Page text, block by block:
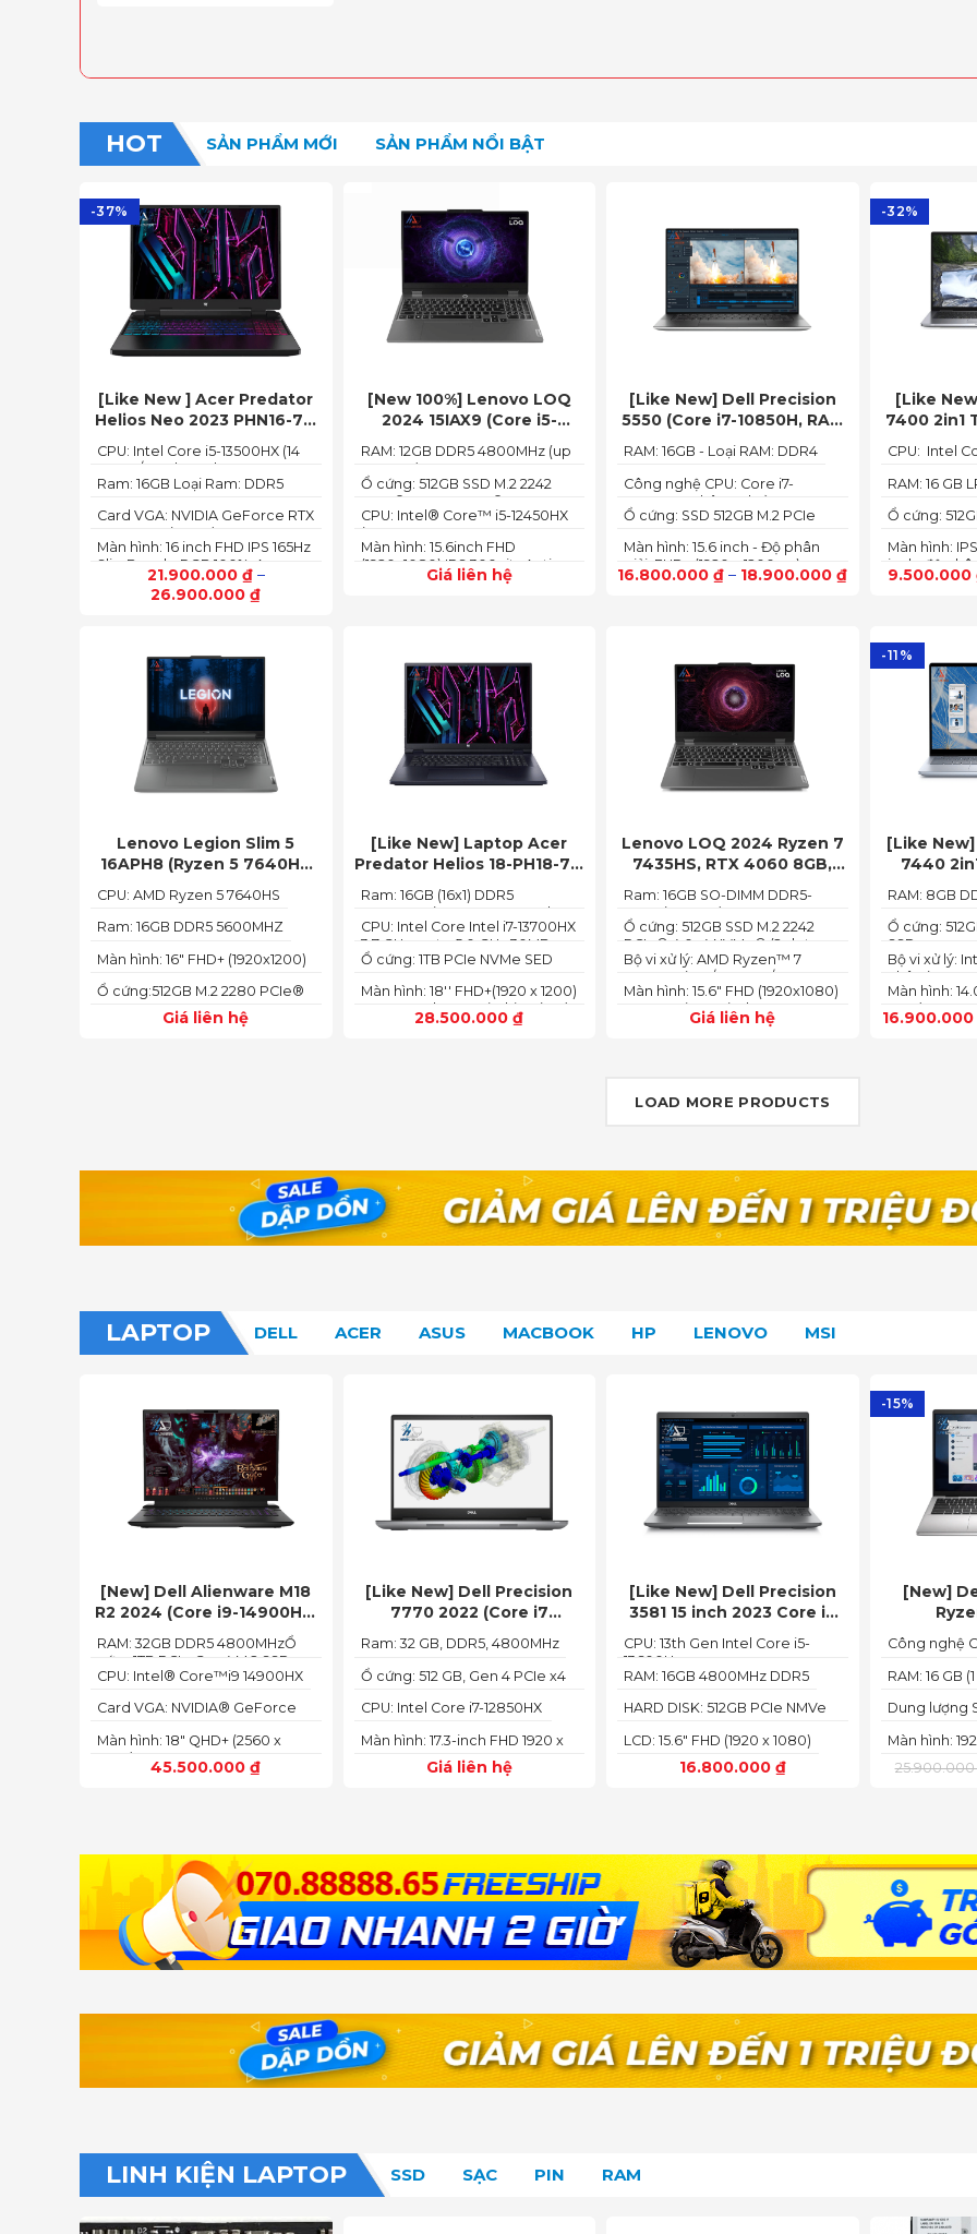
HOT SẢN PHẨM MỚI SẢN PHẨM NỔI BẬT
-37%
[Like New ] Acer Predator
Helios Neo 2023 PHN16-71-
54W3 (Core i5-13500HX,
16GB, 512GB, RTX 4050
6GB, 16″ FHD 165Hz)
21.900.000 ₫–
26.900.000₫
Màn hình: 16 inch FHD IPS 165Hz
SlimBezel, sRGB 100%, Acer
ComfyView, 500 nits
Card VGA: NVIDIA GeForce RTX
4050 6GB (140W)
Ram: 16GB Loại Ram: DDR5
CPU: Intel Core i5-13500HX (14
Cores/ 20 Threads, up to 4.70
GHz, 24MB)
[New 100%] Lenovo LOQ
2024 15IAX9 (Core i5-
12450HX, 12GB, 512GB, RTX
3050 6GB, 15.6″ FHD 144Hz)
Giá liên hệ
Màn hình: 15.6inch FHD
(1920x1080) IPS 300nits Anti-
glare, 100%sRGB, 144Hz
CPU: Intel® Core™ i5-12450HX
(2.00GHz up to 4.40GHz, 12MB
Cache)
Ổ cứng: 512GB SSD M.2 2242
PCIe® 4.0x4 NVMe®
RAM: 12GB DDR5 4800MHz (up
to 32GB)
[Like New] Dell Precision
5550 (Core i7-10850H, RAM
16GB, SSD 512GB, Nvidia
Quadro T1000 4G, Màn
15.6” FHD+)
16.800.000₫ – 18.900.000₫
Màn hình: 15.6 inch - Độ phân
giải: FHD+ (1920 x 1200 px)
Ổ cứng: SSD 512GB M.2 PCIe
Công nghệ CPU: Core i7-
10750H, 6 nhân, 12 luồng
RAM: 16GB - Loại RAM: DDR4
-32%
[Like
7400 2in1
8665U |
| màn hình
9.500.000
Màn hình:
inch, độ
x 1080)
Ổ cứng:
RAM: 16 GB
CPU: Intel
Lenovo Legion Slim 5
16APH8 (Ryzen 5 7640HS
4060 16″ FHD+ 144Hz)
Giá liên hệ
Ổ cứng:512GB M.2 2280 PCIe®
4.0 x4 SSD
Màn hình: 16" FHD+ (1920x1200)
Ram: 16GB DDR5 5600MHZ
CPU: AMD Ryzen 5 7640HS
[Like New] Laptop Acer
Predator Helios 18-PH18-71-
756U 2023(Core Intel i7-
13700HX, RTX 4060 8GB,
16GB, SSD 1TB, 18″ FHD+
165HZ)
28.500.000₫
Màn hình: 18'' FHD+(1920 x 1200)
165 Hz In-plane Switching (IPS)
Technology; ComfyView
Ổ cứng: 1TB PCIe NVMe SED
CPU: Intel Core Intel i7-13700HX
3.7 GHz up to 5.0 GHz 30MB
Ram: 16GB (16x1) DDR5
4800MHz (2x SO-DIMM socket,
up to 32GB SDRAM)
Lenovo LOQ 2024 Ryzen 7
7435HS, RTX 4060 8GB,
144Hz, 100% sRGB
Giá liên hệ
Màn hình: 15.6" FHD (1920x1080)
IPS 300nits Anti-glare, 100%
sRGB, 144Hz, G-SYNC®
Bộ vi xử lý: AMD Ryzen™ 7
74355HS (8C / 16T, 3.8 / 5.1GHz,
8MB L2 / 16MB L3)
Ổ cứng: 512GB SSD M.2 2242
PCIe® 4.0x4 NVMe® (2 slots
nvme)
Ram: 16GB SO-DIMM DDR5-
5600 (max 64)
-11%
[Like
7440
16.900.000
Màn hình:
1200)
Bộ vi xử lý:
nhân (2P +
Ổ cứng:
SSD
RAM: 8GB
LOAD MORE PRODUCTS
LAPTOP DELL ACER ASUS MACBOOK HP LENOVO MSI
[New] Dell Alienware M18
R2 2024 (Core i9-14900HX,
32GB, 1TB, RTX 4080 12GB,
18” 2K+ 165Hz)
45.500.000₫
Màn hình: 18" QHD+ (2560 x
1600)
Card VGA: NVIDIA® GeForce
CPU: Intel® Core™i9 14900HX
RAM: 32GB DDR5 4800MHzỔ
cứng1TB PCIe Gen4 M.2 SSD
[Like New] Dell Precision
7770 2022 (Core i7
512GB, 17.3″ FHD, A1000)
Giá liên hệ
Màn hình: 17.3-inch FHD 1920 x
CPU: Intel Core i7-12850HX
Ổ cứng: 512 GB, Gen 4 PCIe x4
Ram: 32 GB, DDR5, 4800MHz
[Like New] Dell Precision
3581 15 inch 2023 Core i5
13600H 16GB 512GB RTX
A500 4GB FHD
16.800.000 ₫
LCD: 15.6" FHD (1920 x 1080)
HARD DISK: 512GB PCIe NMVe
RAM: 16GB 4800MHz DDR5
CPU: 13th Gen Intel Core i5-
13600H
-15%
[New]
/16GB/
11/
2024/
25.900.000
Màn hình:
Dung lượng
RAM: 16 GB
Công nghệ
LINH KIỆN LAPTOP​ SSD SẠC PIN RAM